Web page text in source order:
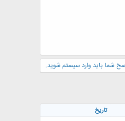
شما باید وارد سیستم شوید.
تاریخ